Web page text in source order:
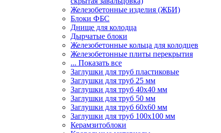
Железобетонные изделия (ЖБИ)
Блоки ФБС
Днище для колодца
Дырчатые блоки
Железобетонные кольца для колодцев
Железобетонные плиты перекрытия
... Показать все
Заглушки для труб пластиковые
Заглушки для труб 25 мм
Заглушки для труб 40х40 мм
Заглушки для труб 50 мм
Заглушки для труб 60х60 мм
Заглушки для труб 100х100 мм
Керамзитоблоки